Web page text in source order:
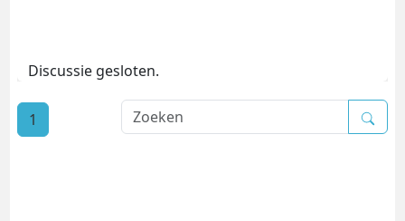
Discussie gesloten.
1